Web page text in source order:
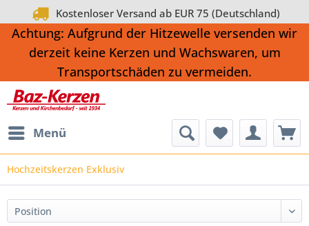
Kostenloser Versand ab EUR 75 (Deutschland)
Paypal, Lastschrift, Kreditkarte, Rechnung*
Achtung: Aufgrund der Hitzewelle versenden wir
derzeit keine Kerzen und Wachswaren, um
Transportschäden zu vermeiden.
Menü
Hochzeitskerzen Exklusiv